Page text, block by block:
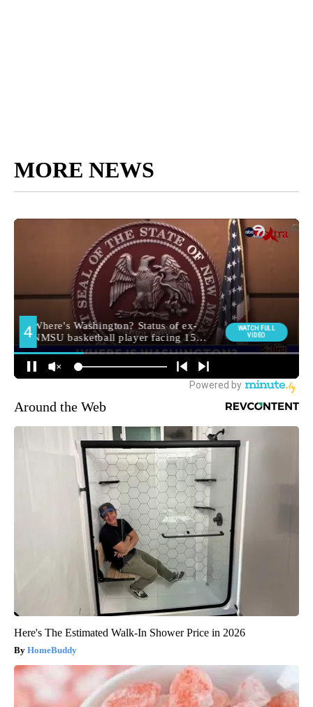
MORE NEWS
Around the Web
Here's The Estimated Walk-In Shower Price in 2026
HomeBuddy